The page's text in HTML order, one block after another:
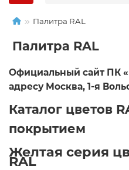
Палитра RAL
Палитра RAL
Официальный сайт ПК
адресу Москва, 1-я
Каталог цветов
покрытием
Желтая серия
RAL